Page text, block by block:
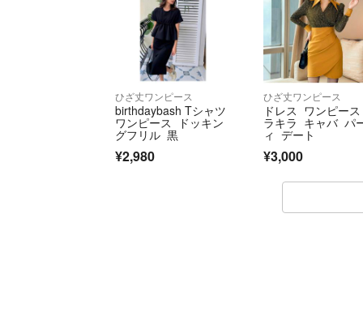
ひざ丈ワンピース
birthdaybash Tシャツ
ワンピース ドッキン
グフリル 黒
¥2,980
ひざ丈ワンピース
ドレス ワンピー
ラキラ キャバ パ
ィ デート
¥3,000